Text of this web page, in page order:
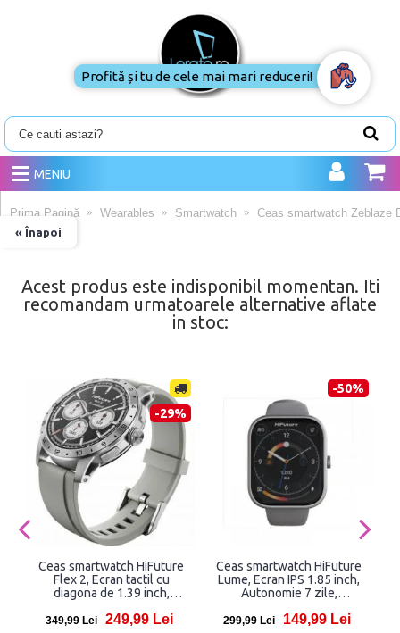
MENIU
« Înapoi
Prima Pagină Wearables Smartwatch Ceas smartwatch Zeblaze
Acest produs este indisponibil momentan. Iti
recomandam urmatoarele alternative aflate
in stoc:
-29%
Ceas smartwatch HiFuture
Flex 2, Ecran tactil cu
diagona de 1.39 inch,
Bluetooth 5.2, IP68, Silver
349,99 Lei 249,99 Lei
-50%
Ceas smartwatch HiFuture
Lume, Ecran IPS 1.85 inch,
Autonomie 7 zile,
Waterproof, Silver
299,99 Lei 149,99 Lei
Profită și tu de cele mai mari reduceri!